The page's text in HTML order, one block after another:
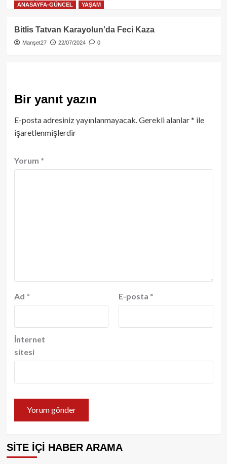
ANASAYFA-GÜNCEL YAŞAM
Bitlis Tatvan Karayolun’da Feci Kaza
Manşet27 22/07/2024 0
Bir yanıt yazın
E-posta adresiniz yayınlanmayacak.Gerekli alanlar* ile
işaretlenmişlerdir
Yorum *
Ad * E-posta *
İnternet
sitesi
SİTE İÇİ HABER ARAMA